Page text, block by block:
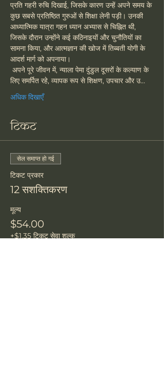
प्रति गहरी रुचि दिखाई, जिसके कारण उन्हें अपने समय के
कुछ सबसे प्रतिष्ठित गुरुओं से शिक्षा लेनी पड़ी। उनकी
आध्यात्मिक यात्रा गहन ध्यान अभ्यास से चिह्नित थी,
जिसके दौरान उन्होंने कई कठिनाइयों और चुनौतियों का
सामना किया, और आत्मज्ञान की खोज में तिब्बती योगी के
आदर्श मार्ग को अपनाया।
लिए समर्पित रहे, व्यापक रूप से शिक्षण, उपचार और उ…
अधिक दिखाएँ
टिकट
सेल समाप्त हो गई
टिकट प्रकार
12 सशक्तिकरण
मूल्य
$54.00
+$1.35 टिकट सेवा शुल्क